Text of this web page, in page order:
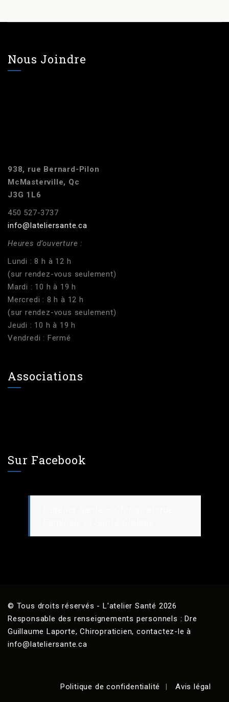
Nous Joindre
938, rue Bernard-Pilon
McMasterville, Qc
J3G 1L6
450 527-3737
info@lateliersante.ca
Heures d’ouverture :
Lundi : 8 h à 12 h
(sur rendez-vous seulement)
Mardi : 10 h à 19 h
Mercredi : 8 h à 12 h
(sur rendez-vous seulement)
Jeudi : 10 h à 19 h
Vendredi : Fermé
Associations
Sur Facebook
© Tous droits réservés - L'atelier Santé 2026
Responsable des renseignements personnels : Dre
Guillaume Laporte, Chiropraticien, contactez-le à
info@lateliersante.ca
Politique de confidentialité Avis légal